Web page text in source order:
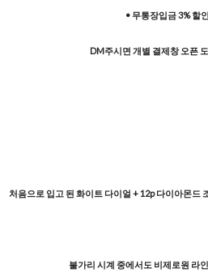
• 무통장입금 3% 할
DM주시면 개별 결제창 오픈
처음으로 입고 된 화이트 다이얼 + 12p 다이아몬드
불가리 시계 중에서도 비제로원 라